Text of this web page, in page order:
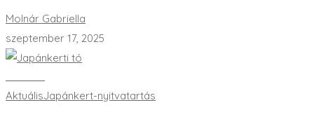
Molnár Gabriella
szeptember 17, 2025
AktuálisJapánkert-nyitvatartás